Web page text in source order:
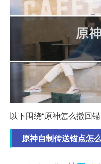
以下围绕“原神怎么撤回
原神自制传送锚点怎